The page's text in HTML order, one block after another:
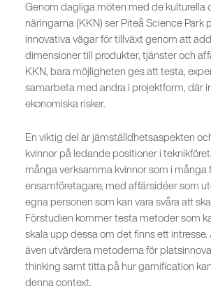
Genom dagliga möten med de kulturella
näringarna (KKN) ser Piteå Science Park
innovativa vägar för tillväxt genom att
dimensioner till produkter, tjänster och
KKN, bara möjligheten ges att testa,
samarbeta med andra i projektform, där
ekonomiska risker.
En viktig del är jämställdhetsaspekten
kvinnor på ledande positioner i
många verksamma kvinnor som i många
ensamföretagare, med affärsidéer som
egna personen som kan vara svåra att
Förstudien kommer testa metoder som
skala upp dessa om det finns ett
även utvärdera metoderna för
thinking samt titta på hur gamification
denna context.